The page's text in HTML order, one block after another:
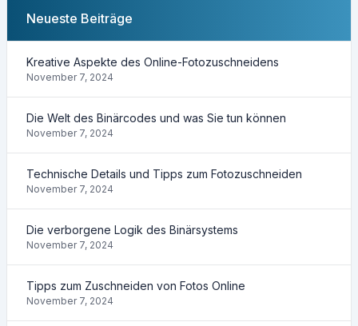
Neueste Beiträge
Kreative Aspekte des Online-Fotozuschneidens
November 7, 2024
Die Welt des Binärcodes und was Sie tun können
November 7, 2024
Technische Details und Tipps zum Fotozuschneiden
November 7, 2024
Die verborgene Logik des Binärsystems
November 7, 2024
Tipps zum Zuschneiden von Fotos Online
November 7, 2024